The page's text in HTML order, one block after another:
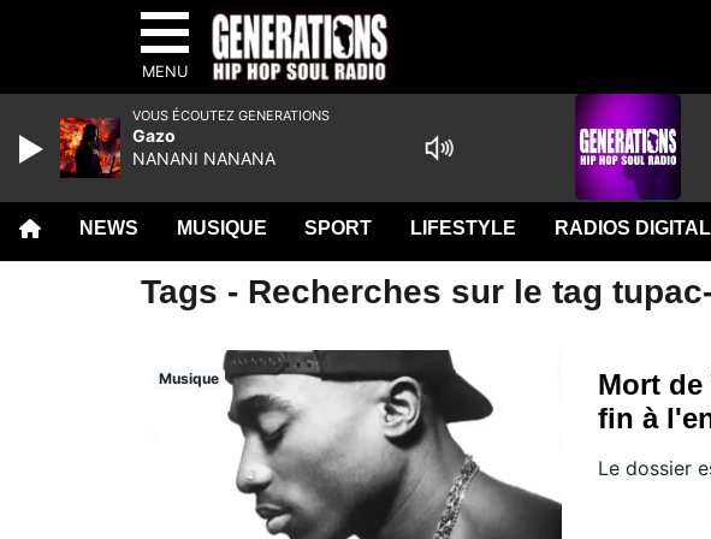
MENU
NEWS MUSIQUE SPORT LIFESTYLE RADIOS
Tags - Recherches sur le tag
Musique
Mort
fin à
Le dossier
VOUS ÉCOUTEZ GENERATIONS
Gazo
NANANI NANANA